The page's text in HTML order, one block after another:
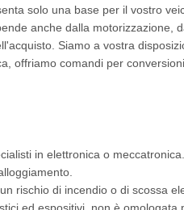
solo una base per il vostro
anche dalla motorizzazione,
Siamo a vostra
offriamo comandi per
in elettronica o meccatronica.
rischio di incendio o di scossa